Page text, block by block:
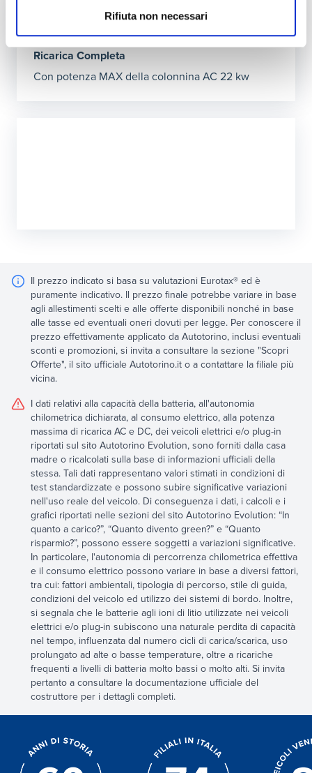
Rifiuta non necessari
5h53’
Ricarica Completa
Con potenza MAX della colonnina AC 22 kw
Il prezzo indicato si basa su valutazioni Eurotax® ed è
puramente indicativo. Il prezzo finale potrebbe variare in base
agli allestimenti scelti e alle offerte disponibili nonché in base
alle tasse ed eventuali oneri dovuti per legge. Per conoscere il
prezzo effettivamente applicato da Autotorino, inclusi eventuali
sconti e promozioni, si invita a consultare la sezione "Scopri
Offerte", il sito ufficiale Autotorino.it o a contattare la filiale più
vicina.
I dati relativi alla capacità della batteria, all'autonomia
chilometrica dichiarata, al consumo elettrico, alla potenza
massima di ricarica AC e DC, dei veicoli elettrici e/o plug-in
riportati sul sito Autotorino Evolution, sono forniti dalla casa
madre o ricalcolati sulla base di informazioni ufficiali della
stessa. Tali dati rappresentano valori stimati in condizioni di
test standardizzate e possono subire significative variazioni
nell'uso reale del veicolo. Di conseguenza i dati, i calcoli e i
grafici riportati nelle sezioni del sito Autotorino Evolution: “In
quanto a carico?”, “Quanto divento green?” e “Quanto
risparmio?”, possono essere soggetti a variazioni significative.
In particolare, l'autonomia di percorrenza chilometrica effettiva
e il consumo elettrico possono variare in base a diversi fattori,
tra cui: fattori ambientali, tipologia di percorso, stile di guida,
condizioni del veicolo ed utilizzo dei sistemi di bordo. Inoltre,
si segnala che le batterie agli ioni di litio utilizzate nei veicoli
elettrici e/o plug-in subiscono una naturale perdita di capacità
nel tempo, influenzata dal numero cicli di carica/scarica, uso
prolungato ad alte o basse temperature, oltre a ricariche
frequenti a livelli di batteria molto bassi o molto alti. Si invita
pertanto a consultare la documentazione ufficiale del
costruttore per i dettagli completi.